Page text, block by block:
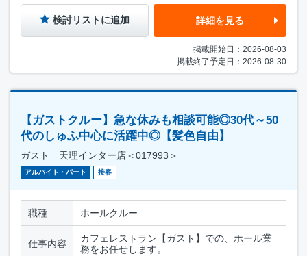
検討リストに追加 詳細を見る
掲載開始日：2026-08-03
掲載終了予定日：2026-08-30
【ガストクルー】急な休みも相談可能◎30代～50
代のしゅふ中心に活躍中◎【髪色自由】
ガスト 天理インター店＜017993＞
アルバイト・パート 接客
職種 ホールクルー
仕事内容
カフェレストラン【ガスト】での、ホール業
務をお任せします。